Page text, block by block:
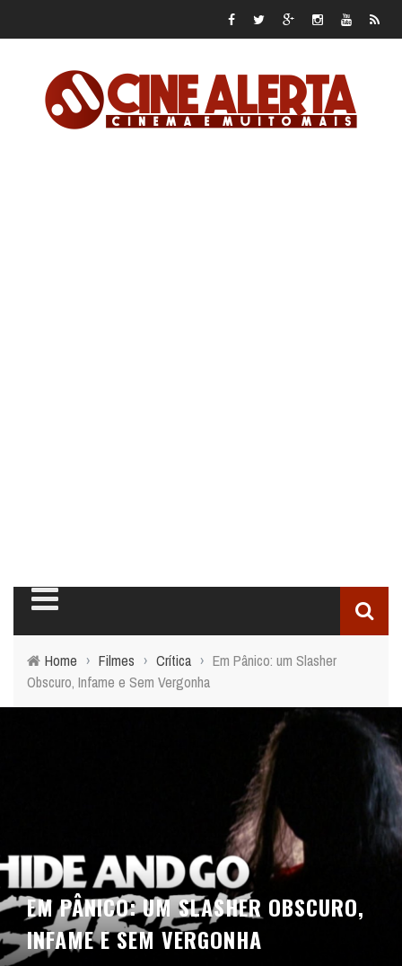
Home › Filmes › Crítica › Em Pânico: um Slasher
Obscuro, Infame e Sem Vergonha
EM PÂNICO: UM SLASHER OBSCURO,
INFAME E SEM VERGONHA